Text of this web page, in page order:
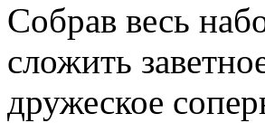
Собрав весь
сложить
дружеское